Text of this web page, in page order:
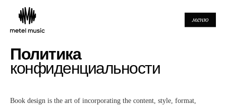
Политика
конфиденциальности
Book design is the art of incorporating the content, style, format,